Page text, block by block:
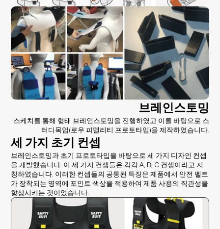
브레인스토밍
스케치를 통해 형태 브레인스토밍을 진행하였고 이를 바탕으로 스
터디목업(로우 피델리티 프로토타입)을 제작하였습니다.
세 가지 초기 컨셉
브레인스토밍과 초기 프로토타입을 바탕으로 세 가지 디자인 컨셉
을 개발했습니다. 이 세 가지 컨셉들은 각각 A, B, C 컨셉이라고 지
칭하였습니다. 이러한 컨셉들의 공통된 특징은 제품에서 안전 벨트
가 장착되는 영역에 포인트 색상을 적용하여 제품 사용의 직관성을
향상시키는 것이었습니다.